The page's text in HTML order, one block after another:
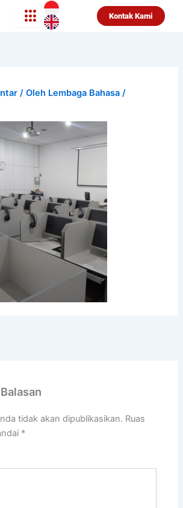
Kontak Kami
/ Oleh Lembaga Bahasa/
tidak akan dipublikasikan. Ruas
*